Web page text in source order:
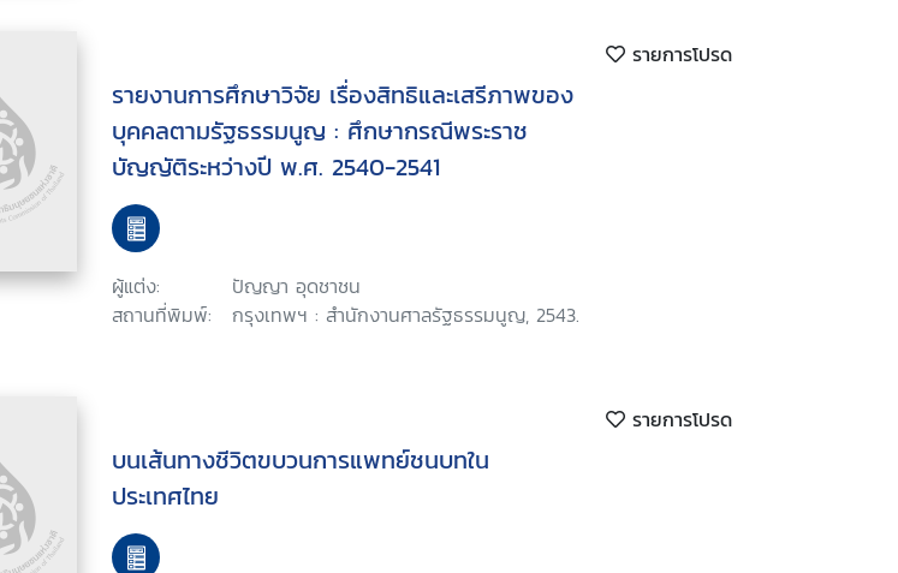
รายการโปรด
รายงานการศึกษาวิจัย เรื่องสิทธิและเสรีภาพของ
บุคคลตามรัฐธรรมนูญ : ศึกษากรณีพระราช
บัญญัติระหว่างปี พ.ศ. 2540-2541
ผู้แต่ง:
ปัญญา อุดชาชน
สถานที่พิมพ์:
กรุงเทพฯ : สำนักงานศาลรัฐธรรมนูญ, 2543.
รายการโปรด
บนเส้นทางชีวิตขบวนการแพทย์ชนบทใน
ประเทศไทย